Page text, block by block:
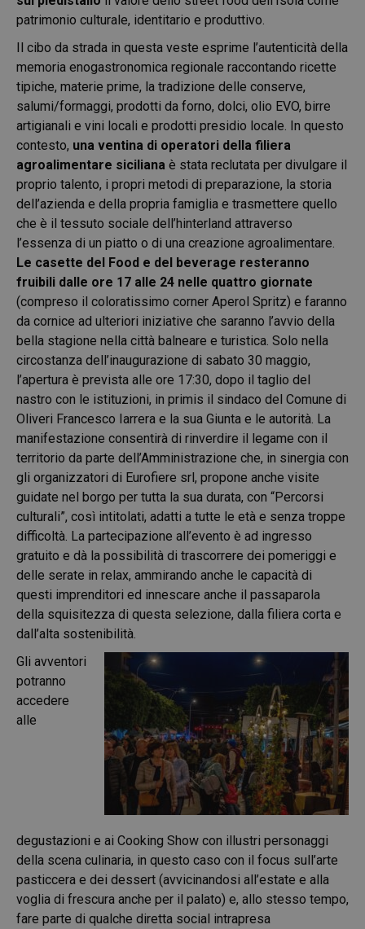
patrimonio culturale, identitario e produttivo.
Il cibo da strada in questa veste esprime l’autenticità della
memoria enogastronomica regionale raccontando ricette
tipiche, materie prime, la tradizione delle conserve,
salumi/formaggi, prodotti da forno, dolci, olio EVO, birre
artigianali e vini locali e prodotti presidio locale. In questo
contesto, una ventina di operatori della filiera
agroalimentare siciliana è stata reclutata per divulgare il
proprio talento, i propri metodi di preparazione, la storia
dell’azienda e della propria famiglia e trasmettere quello
che è il tessuto sociale dell’hinterland attraverso
l’essenza di un piatto o di una creazione agroalimentare.
Le casette del Food e del beverage resteranno
fruibili dalle ore 17 alle 24 nelle quattro giornate
(compreso il coloratissimo corner Aperol Spritz) e faranno
da cornice ad ulteriori iniziative che saranno l’avvio della
bella stagione nella città balneare e turistica. Solo nella
circostanza dell’inaugurazione di sabato 30 maggio,
l’apertura è prevista alle ore 17:30, dopo il taglio del
nastro con le istituzioni, in primis il sindaco del Comune di
Oliveri Francesco Iarrera e la sua Giunta e le autorità. La
manifestazione consentirà di rinverdire il legame con il
territorio da parte dell’Amministrazione che, in sinergia con
gli organizzatori di Eurofiere srl, propone anche visite
guidate nel borgo per tutta la sua durata, con “Percorsi
culturali”, così intitolati, adatti a tutte le età e senza troppe
difficoltà. La partecipazione all’evento è ad ingresso
gratuito e dà la possibilità di trascorrere dei pomeriggi e
delle serate in relax, ammirando anche le capacità di
questi imprenditori ed innescare anche il passaparola
della squisitezza di questa selezione, dalla filiera corta e
dall’alta sostenibilità.
Gli avventori
potranno
accedere
alle
degustazioni e ai Cooking Show con illustri personaggi
della scena culinaria, in questo caso con il focus sull’arte
pasticcera e dei dessert (avvicinandosi all’estate e alla
voglia di frescura anche per il palato) e, allo stesso tempo,
fare parte di qualche diretta social intrapresa